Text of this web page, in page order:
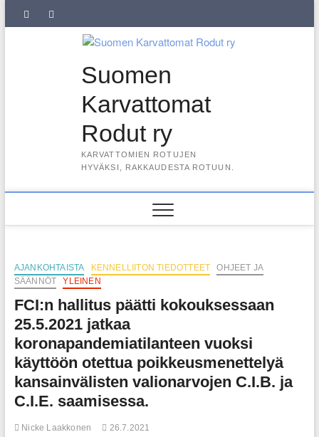
SuKaRo
Instagramisssa
kysytyt
meksikolaiset
perulaiset
jäsenrekisterin
Suomen
Karvattomat
Rodut ry
KARVATTOMIEN ROTUJEN
HYVÄKSI, RAKKAUDESTA ROTUUN.
AJANKOHTAISTA KENNELLIITON TIEDOTTEET
OHJEET JA
SÄÄNNÖT
YLEINEN
FCI:n hallitus päätti kokouksessaan
25.5.2021 jatkaa
koronapandemiatilanteen vuoksi
käyttöön otettua poikkeusmenettelyä
kansainvälisten valionarvojen C.I.B. ja
C.I.E. saamisessa.
Nicke Laakkonen 26.7.2021